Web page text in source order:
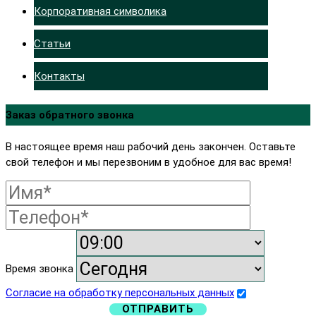
Корпоративная символика
Статьи
Контакты
Заказ обратного звонка
В настоящее время наш рабочий день закончен. Оставьте
свой телефон и мы перезвоним в удобное для вас время!
Время звонка
Согласие на обработку персональных данных
ОТПРАВИТЬ